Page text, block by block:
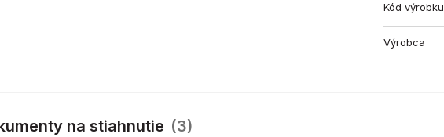
Kód výrobku
Výrobca
na stiahnutie (3)